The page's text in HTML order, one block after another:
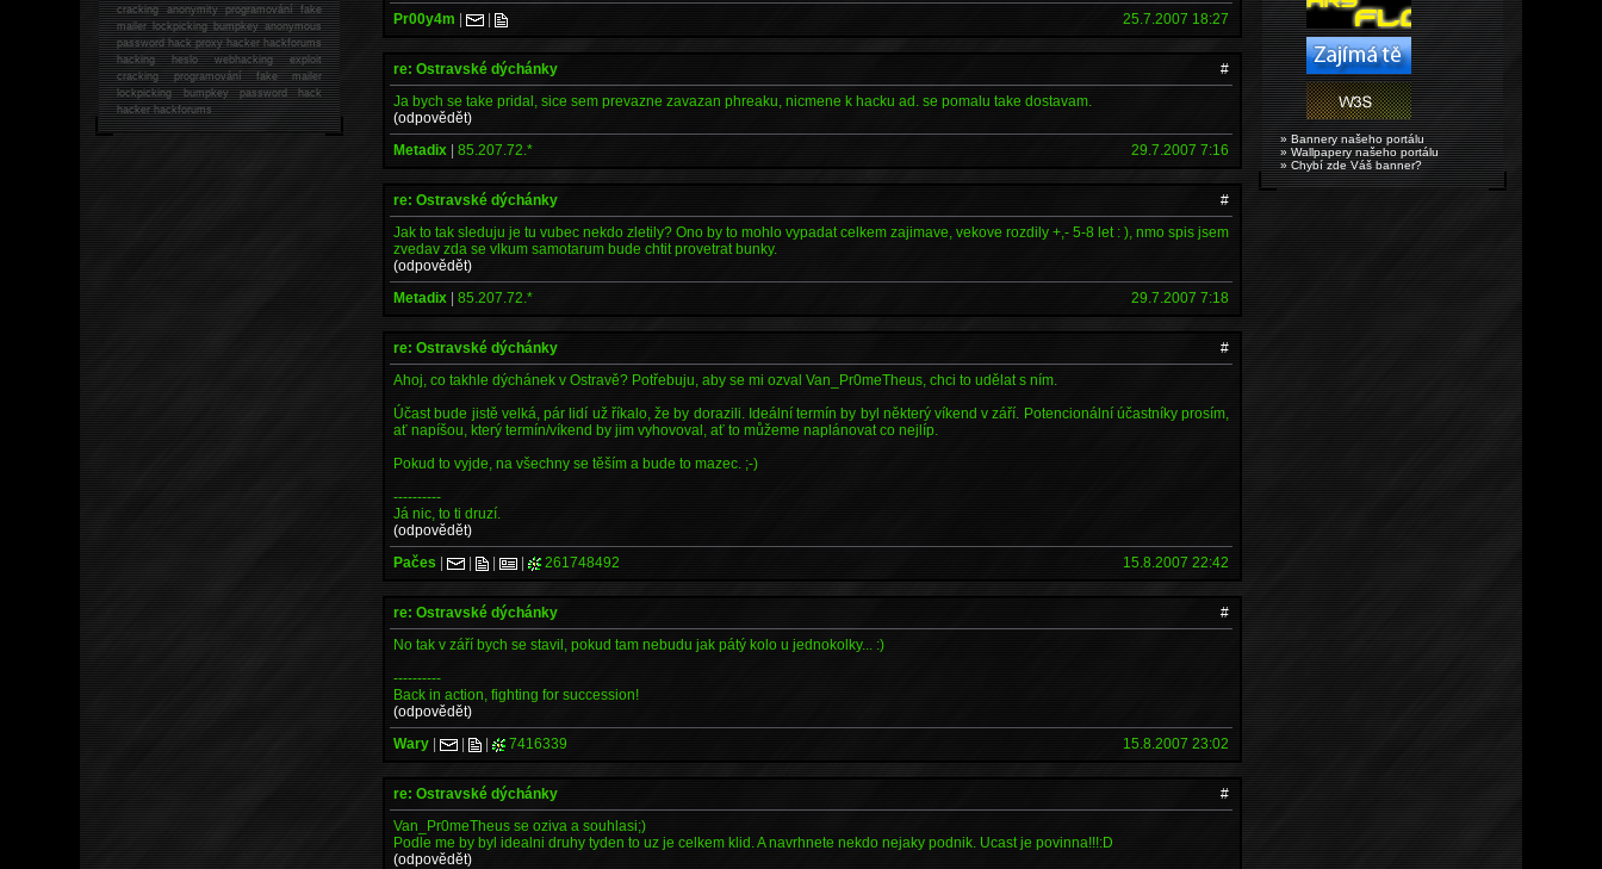
Pr00y4m | | 25.7.2007 18:27
re: Ostravské dýchánky
#
Ja bych se take pridal, sice sem prevazne zavazan phreaku, nicmene k hacku ad. se pomalu take dostavam.
(odpovědět)
Metadix |85.207.72.* 29.7.2007 7:16
re: Ostravské dýchánky
#
Jak to tak sleduju je tu vubec nekdo zletily? Ono by to mohlo vypadat celkem zajimave, vekove rozdily +,- 5-8 let : ), nmo spis jsem
zvedav zda se vlkum samotarum bude chtit provetrat bunky.
(odpovědět)
Metadix |85.207.72.* 29.7.2007 7:18
re: Ostravské dýchánky
#
Ahoj, co takhle dýchánek v Ostravě? Potřebuju, aby se mi ozval Van_Pr0meTheus, chci to udělat s ním.
Účast bude jistě velká, pár lidí už říkalo, že by dorazili. Ideální termín by byl některý víkend v září. Potencionální účastníky prosím,
ať napíšou, který termín/víkend by jim vyhovoval, ať to můžeme naplánovat co nejlíp.
Pokud to vyjde, na všechny se těším a bude to mazec. ;-)
----------
Já nic, to ti druzí.
(odpovědět)
Pačes | | | | 261748492 15.8.2007 22:42
re: Ostravské dýchánky
#
No tak v září bych se stavil, pokud tam nebudu jak pátý kolo u jednokolky... :)
----------
Back in action, fighting for succession!
(odpovědět)
Wary | | | 7416339 15.8.2007 23:02
re: Ostravské dýchánky
#
Van_Pr0meTheus se oziva a souhlasi;)
Podle me by byl idealni druhy tyden to uz je celkem klid. A navrhnete nekdo nejaky podnik. Ucast je povinna!!!:D
(odpovědět)
cracking anonymity programování fake
mailer lockpicking bumpkey anonymous
password hack proxy hacker hackforums
hacking heslo webhacking exploit
cracking programování fake mailer
lockpicking bumpkey password hack
hackerhackforums
» Bannery našeho portálu
» Wallpapery našeho portálu
» Chybí zde Váš banner?